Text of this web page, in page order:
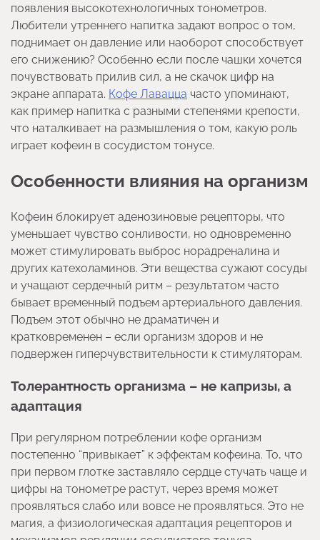
появления высокотехнологичных тонометров.
Любители утреннего напитка задают вопрос о том,
поднимает он давление или наоборот способствует
его снижению? Особенно если после чашки хочется
почувствовать прилив сил, а не скачок цифр на
экране аппарата. Кофе Лавацца часто упоминают,
как пример напитка с разными степенями крепости,
что наталкивает на размышления о том, какую роль
играет кофеин в сосудистом тонусе.
Особенности влияния на организм
Кофеин блокирует аденозиновые рецепторы, что
уменьшает чувство сонливости, но одновременно
может стимулировать выброс норадреналина и
других катехоламинов. Эти вещества сужают сосуды
и учащают сердечный ритм – результатом часто
бывает временный подъем артериального давления.
Подъем этот обычно не драматичен и
кратковременен – если организм здоров и не
подвержен гиперчувствительности к стимуляторам.
Толерантность организма – не капризы, а
адаптация
При регулярном потреблении кофе организм
постепенно “привыкает” к эффектам кофеина. То, что
при первом глотке заставляло сердце стучать чаще и
цифры на тонометре растут, через время может
проявляться слабо или вовсе не проявляться. Это не
магия, а физиологическая адаптация рецепторов и